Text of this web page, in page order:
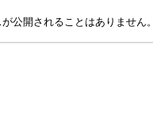
が公開されることはありません